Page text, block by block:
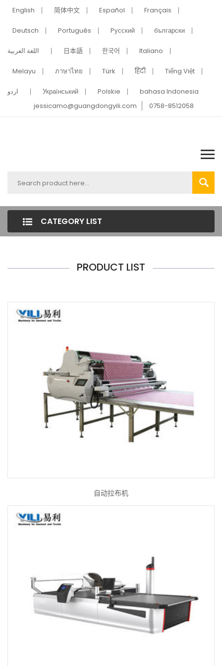
English 简体中文 Español Français
Deutsch Português Pусский български
اللغة العربية 日本語 한국어 Italiano
Melayu ภาษาไทย Türk हिंदी Tiếng Việt
اردو Український Polskie
bahasa Indonesia
jessicamo@guangdongyili.com
0758-8512058
CATEGORY LIST
PRODUCT LIST
自动拉布机